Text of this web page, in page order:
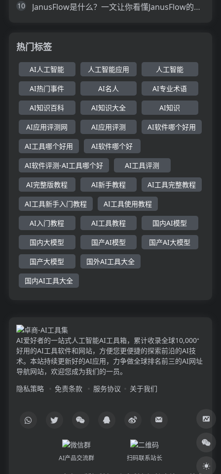
10 JanusFlow是什么？一文让你看懂JanusFlow的技术原理、主要功能、应用场景
热门标签
AI人工智能 人工智能应用 人工智能
AI热门事件 AI名人 AI专业术语
AI知识百科 AI知识大全 AI知识
AI应用评测网 AI应用评测 AI软件哪个好用
AI工具哪个好用 AI软件哪个好
AI软件评测-AI工具哪个好 AI工具评测
AI完整版教程 AI新手教程 AI工具完整教程
AI工具新手入门教程 AI工具使用教程
AI入门教程 AI工具教程 国内AI模型
国内大模型 国产AI模型 国产AI大模型
国产大模型 国外AI工具大全
国内AI工具大全
AI爱好者的一站式人工智能AI工具箱，累计收录全球10,000⁺
好用的AI工具软件和网站，方便您更便捷的探索前沿的AI技
术。本站持续更新好的AI应用，力争做全球排名前三的AI网址
导航网站，欢迎您成为我们的一员。
隐私策略
免责条款 服务协议 关于我们
AI产品交流群 扫码联系站长